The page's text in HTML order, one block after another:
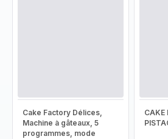
Cake Factory Délices,
Machine à gâteaux, 5
programmes, mode
CAKE